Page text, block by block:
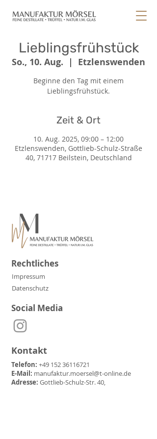
Lieblingsfrühstück
So., 10. Aug.
  |
Etzlenswenden
Beginne den Tag mit einem
Lieblingsfrühstück.
Zeit & Ort
10. Aug. 2025, 09:00 – 12:00
Etzlenswenden, Gottlieb-Schulz-Straße
40, 71717 Beilstein, Deutschland
Rechtliches
Impressum
Datenschutz
Social Media
Kontakt
Telefon: +49 152 36116721
E-Mail: manufaktur.moersel@t-online.de
Adresse: Gottlieb-Schulz-Str. 40,